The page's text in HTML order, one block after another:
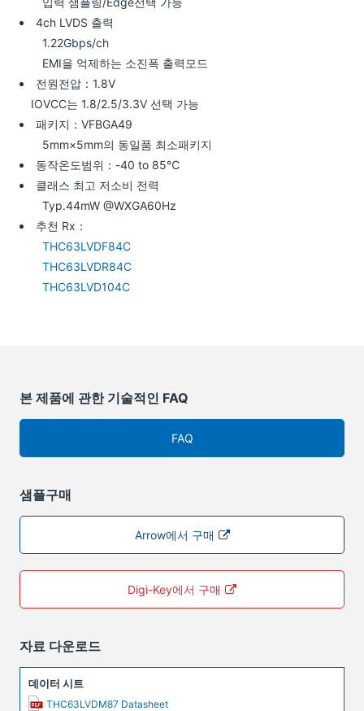
4ch LVDS 출력
1.22Gbps/ch
EMI을 억제하는 소진폭 출력모드
전원전압：1.8V
IOVCC는 1.8/2.5/3.3V 선택 가능
패키지：VFBGA49
5mm×5mm의 동일품 최소패키지
동작온도범위：-40 to 85℃
클래스 최고 저소비 전력
Typ.44mW @WXGA60Hz
추천 Rx：
THC63LVDF84C
THC63LVDR84C
THC63LVD104C
본 제품에 관한 기술적인 FAQ
FAQ
샘플구매
Arrow에서 구매
Digi-Key에서 구매
자료 다운로드
데이터 시트
THC63LVDM87 Datasheet